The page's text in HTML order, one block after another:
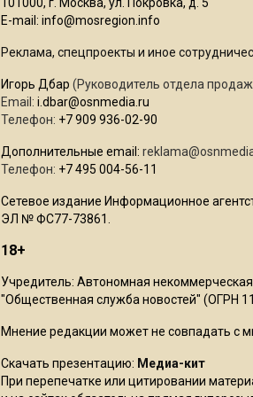
E-mail: info@mosregion.info
Реклама, спецпроекты и иное
Игорь Дбар (Руководитель отдела
Email: i.dbar@osnmedia.ru
Телефон: +7 909 936-02-90
Дополнительные email:
Телефон: +7 495 004-56-11
Сетевое издание Информационное
ЭЛ № ФС77-73861.
18+
Учредитель: Автономная
"Общественная служба новостей" (ОГРН
Мнение редакции может не совпадать с
Скачать презентацию: Медиа-кит
При перепечатке или цитировании